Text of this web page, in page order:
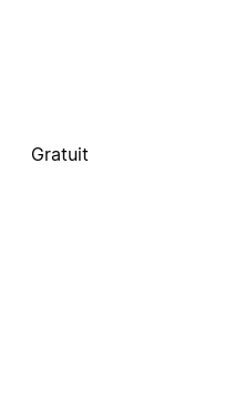
Gratuit